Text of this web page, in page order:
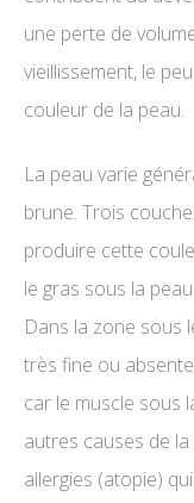
une perte de
vieillissement, le
couleur de la peau.
La peau varie
brune. Trois
produire cette
le gras sous la
Dans la zone sous
très fine ou
car le muscle sous
autres causes de
allergies (atopie)